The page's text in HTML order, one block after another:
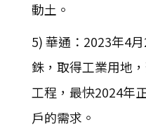
動土。
5) 華通：2023年4
銖，取得工業用地
工程，最快2024年
戶的需求。